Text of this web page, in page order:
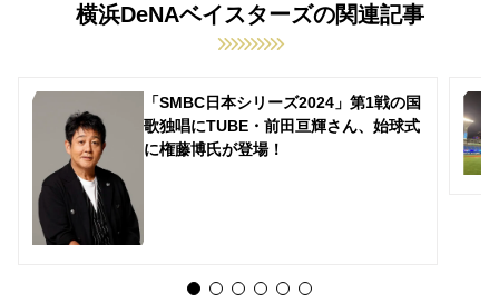
横浜DeNAベイスターズの関連記事
「SMBC日本シリーズ2024」第1戦の国
歌独唱にTUBE・前田亘輝さん、始球式
に権藤博氏が登場！